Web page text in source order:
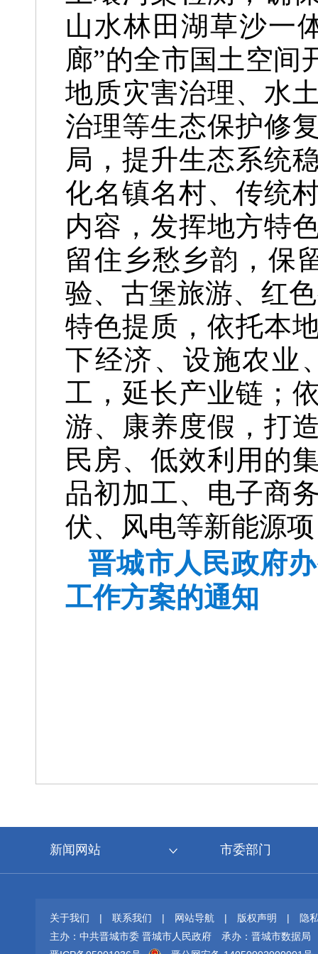
山水林田湖草沙一
廊”的全市国土空间
地质灾害治理、水
治理等生态保护修
局，提升生态系统
化名镇名村、传统
内容，发挥地方特
留住乡愁乡韵，保
验、古堡旅游、红
特色提质，依托本
下经济、设施农业
工，延长产业链；
游、康养度假，打
民房、低效利用的
品初加工、电子商
伏、风电等新能源
晋城市人民政府
工作方案的通知
新闻网站 市委部门
关于我们 | 联系我们 | 网站导航 | 版权声明 |
隐
主办：中共晋城市委 晋城市人民政府
承办：晋城市数据局